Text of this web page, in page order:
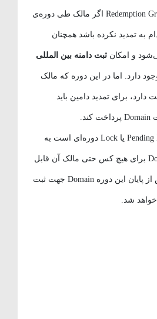
: در Redemption Grace Period اگر مالک طی دوره‌ی
تمدید نکرده باشد همچنان
ثبت دامنه بین المللی
دارد. اما در این دوره که مالک
دارد، برای تمدید دامین باید
: Pending Deletion یا Lock دوره‌ای است به
مدت ۵-۷ روز که Domain برای هیچ کس حتی مالک آن قابل
ثبت و تمدید نیست. پس از پایان این دوره Domain جهت ثبت
شد.